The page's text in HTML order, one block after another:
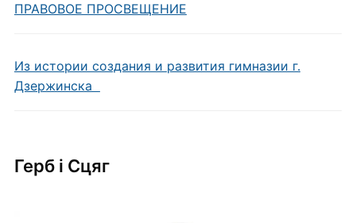
ПРАВОВОЕ ПРОСВЕЩЕНИЕ
Из истории создания и развития гимназии г.
Дзержинска
Герб i Сцяг